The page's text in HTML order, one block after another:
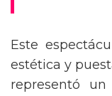
Este
estética y
representó